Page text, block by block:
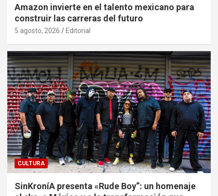
Amazon invierte en el talento mexicano para
construir las carreras del futuro
5 agosto, 2026 Editorial
CULTURA
SinKroníA presenta «Rude Boy”: un homenaje